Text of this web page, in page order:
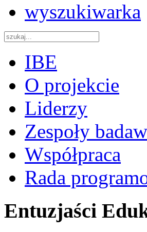
wyszukiwarka
IBE
O projekcie
Liderzy
Zespoły
Współpraca
Rada
Entuzjaści